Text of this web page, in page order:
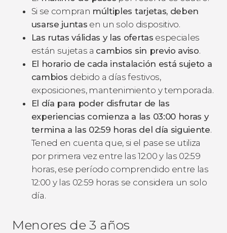
Si se compran múltiples tarjetas, deben
usarse juntas en un solo dispositivo.
Las rutas válidas y las ofertas especiales
están sujetas a cambios sin previo aviso.
El horario de cada instalación está sujeto a
cambios debido a días festivos,
exposiciones, mantenimiento y temporada.
El día para poder disfrutar de las
experiencias comienza a las 03:00 horas y
termina a las 02:59 horas del día siguiente.
Tened en cuenta que, si el pase se utiliza
por primera vez entre las 12:00 y las 02:59
horas, ese período comprendido entre las
12:00 y las 02:59 horas se considera un solo
día.
Menores de 3 años